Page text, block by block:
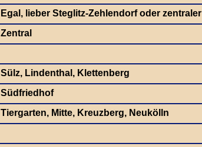
Egal, lieber Steglitz-Zehlendorf oder zentraler
Zentral
Sülz, Lindenthal, Klettenberg
Südfriedhof
Tiergarten, Mitte, Kreuzberg, Neukölln